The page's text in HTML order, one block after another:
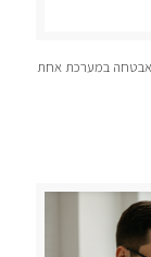
במערכת אחת